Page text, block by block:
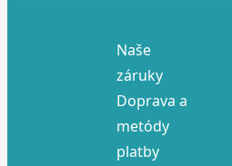
Naše
záruky
Doprava a
metódy
platby